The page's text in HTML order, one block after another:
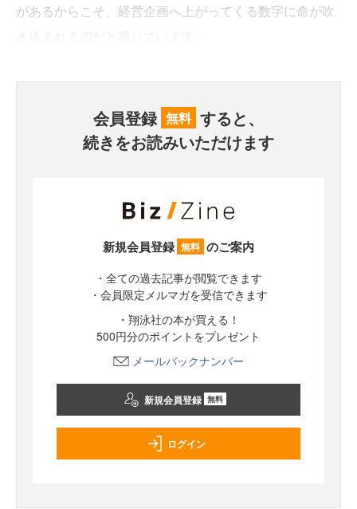
があるからこそ、経営企画へ上がってくる数字に命が吹
会員登録 無料 すると、
続きをお読みいただけます
新規会員登録 無料 のご案内
・全ての過去記事が閲覧できます
・会員限定メルマガを受信できます
・翔泳社の本が買える！
500円分のポイントをプレゼント
メールバックナンバー
新規会員登録 無料
ログイン